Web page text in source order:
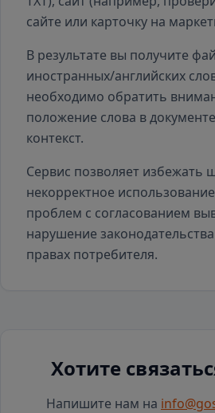
сайте или карточку на
В результате вы получите
иностранных/английских
необходимо обратить
положение слова в
контекст.
Сервис позволяет избежать
некорректное
проблем с согласованием
нарушение
правах потребителя.
Хотите
Напишите нам на